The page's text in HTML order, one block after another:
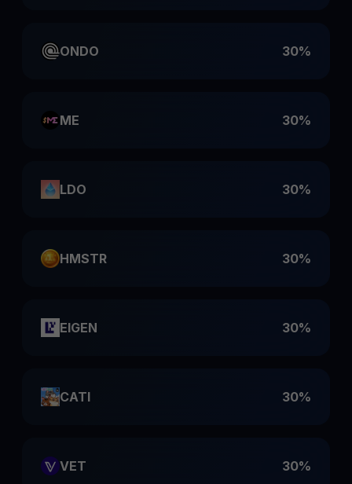
ONDO 30%
ME 30%
LDO 30%
HMSTR 30%
EIGEN 30%
CATI 30%
VET 30%